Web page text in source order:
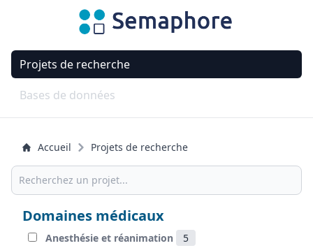
Projets de recherche
Bases de données
Accueil Projets de recherche
Domaines médicaux
Anesthésie et réanimation
5